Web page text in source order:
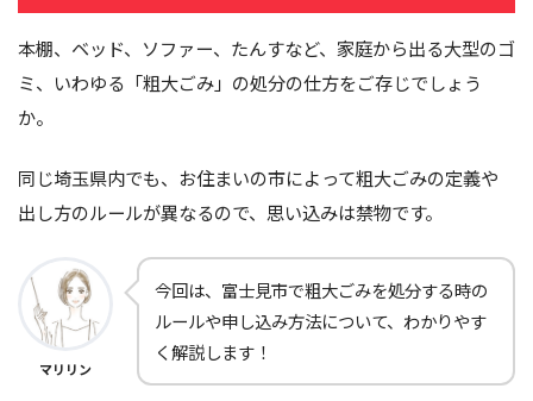
本棚、ベッド、ソファー、たんすなど、家庭から出る大型のゴ
ミ、いわゆる「粗大ごみ」の処分の仕方をご存じでしょう
か。
同じ埼玉県内でも、お住まいの市によって粗大ごみの定義や
出し方のルールが異なるので、思い込みは禁物です。
マリリン
今回は、富士見市で粗大ごみを処分する時の
ルールや申し込み方法について、わかりやす
く解説します！